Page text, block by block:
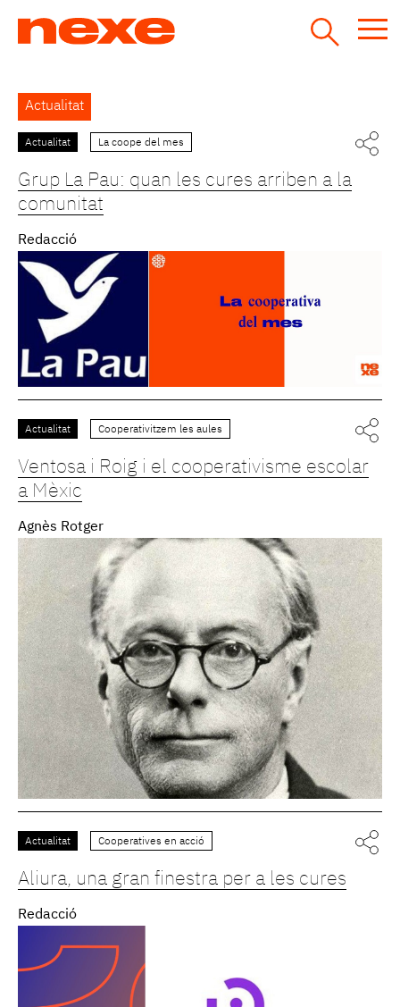
Back
to
top
Actualitat
Actualitat La coope del mes
Grup La Pau: quan les cures arriben a la
comunitat
Redacció
Actualitat Cooperativitzem les aules
Ventosa i Roig i el cooperativisme escolar
a Mèxic
Agnès Rotger
Actualitat Cooperatives en acció
Aliura, una gran finestra per a les cures
Redacció
Pàgines